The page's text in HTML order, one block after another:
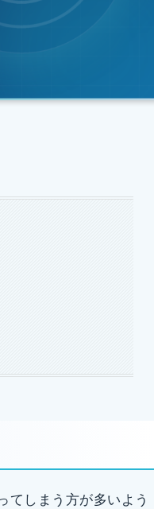
てしまう方が多いよう